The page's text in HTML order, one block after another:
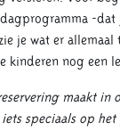
-dat
je wat er allemaal
kinderen nog een
maakt in
speciaals op